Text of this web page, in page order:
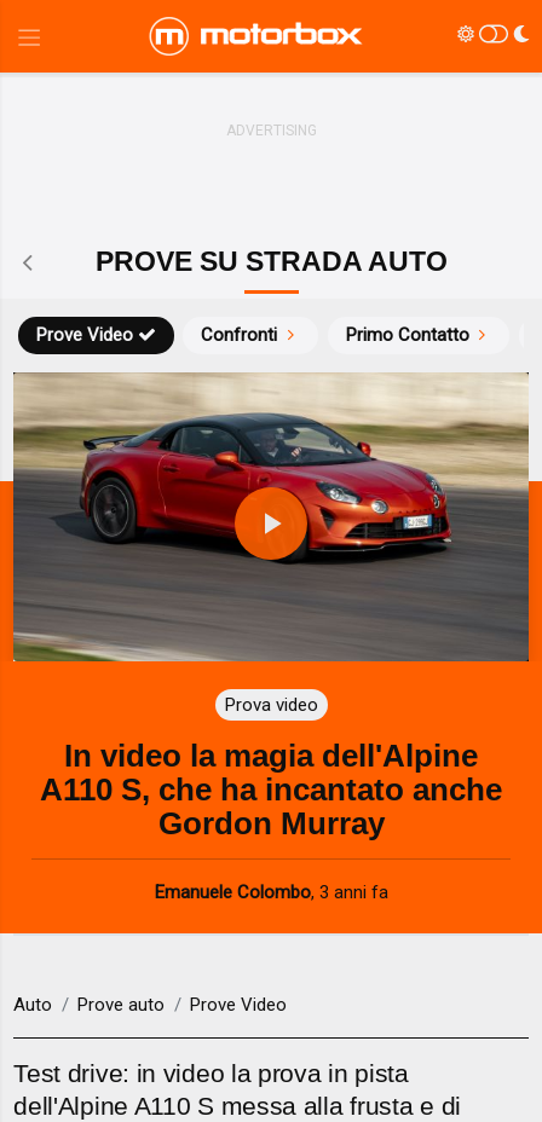
PROVE SU STRADA AUTO
Prove Video Confronti Primo Contatto
P
a
y
V
d
e
Prova video
In video la magia dell'Alpine
A110 S, che ha incantato anche
Gordon Murray
Emanuele Colombo, 3 anni fa
Auto Prove auto Prove Video
Test drive: in video la prova in pista
dell'Alpine A110 S messa alla frusta e di